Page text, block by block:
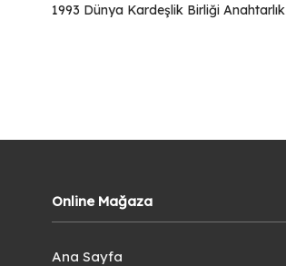
1993 Dünya Kardeşlik Birliği Anahtarlık
Online Mağaza
Ana Sayfa